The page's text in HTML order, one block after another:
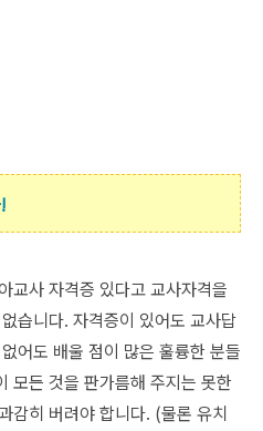
교사 자격증 있다고 교사자격을
습니다. 자격증이 있어도 교사답
어도 배울 점이 많은 훌륭한 분들
모든 것을 판가름해 주지는 못한
감히 버려야 합니다. (물론 유치